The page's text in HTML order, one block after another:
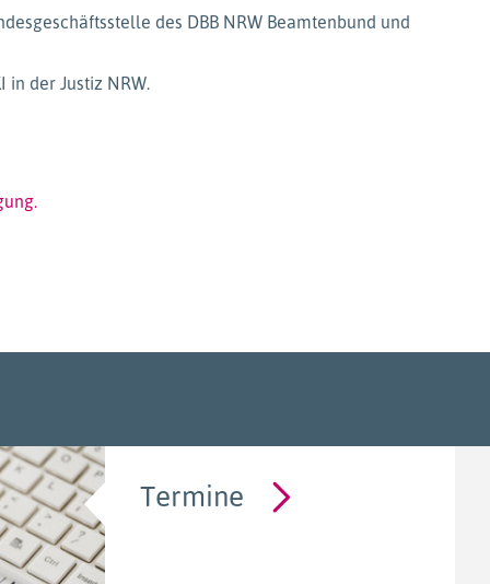
des DBB NRW Beamtenbund und
in der Justiz NRW.
Termine